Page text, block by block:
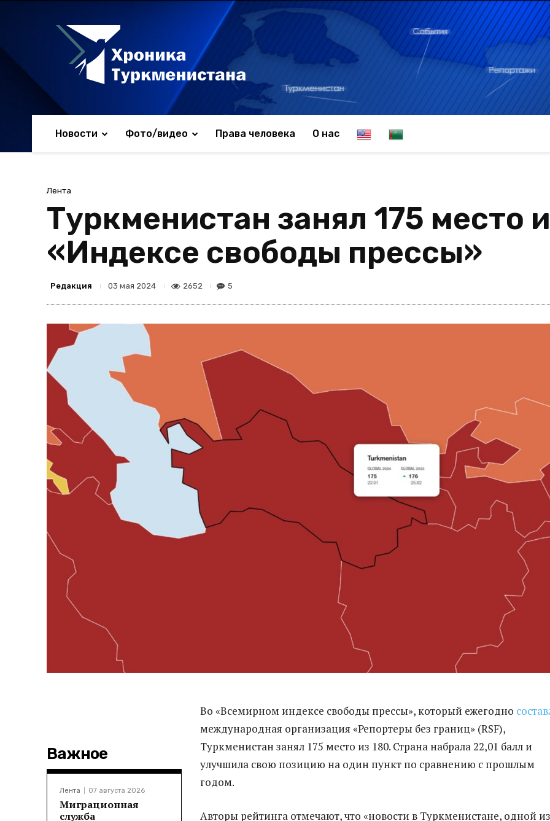
Новости Фото/видео Права человека О нас E
l
T
r
k
e
Лента
Туркменистан занял 175 место
«Индексе свободы прессы»
Редакция 03 мая 2024 2652 5
Важное
Лента 07 августа 2026
Миграционная
служба
Во «Всемирном индексе свободы прессы», который ежегодно
международная организация «Репортеры без границ» (RSF),
Туркменистан занял 175 место из 180. Страна набрала 22,01 балл и
улучшила свою позицию на один пункт по сравнению с прошлым
годом.
Авторы рейтинга отмечают, что «новости в Туркменистане, одной из